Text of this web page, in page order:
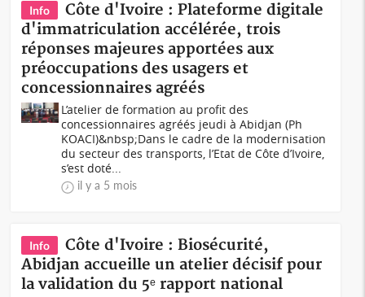
Info
Côte d'Ivoire : Plateforme digitale
d'immatriculation accélérée, trois
réponses majeures apportées aux
préoccupations des usagers et
concessionnaires agréés
L’atelier de formation au profit des
concessionnaires agréés jeudi à Abidjan (Ph
KOACI)&nbsp;Dans le cadre de la modernisation
du secteur des transports, l’Etat de Côte d’Ivoire,
s’est doté...
il y a 5 mois
Info
Côte d'Ivoire : Biosécurité,
Abidjan accueille un atelier décisif pour
la validation du 5ᵉ rapport national